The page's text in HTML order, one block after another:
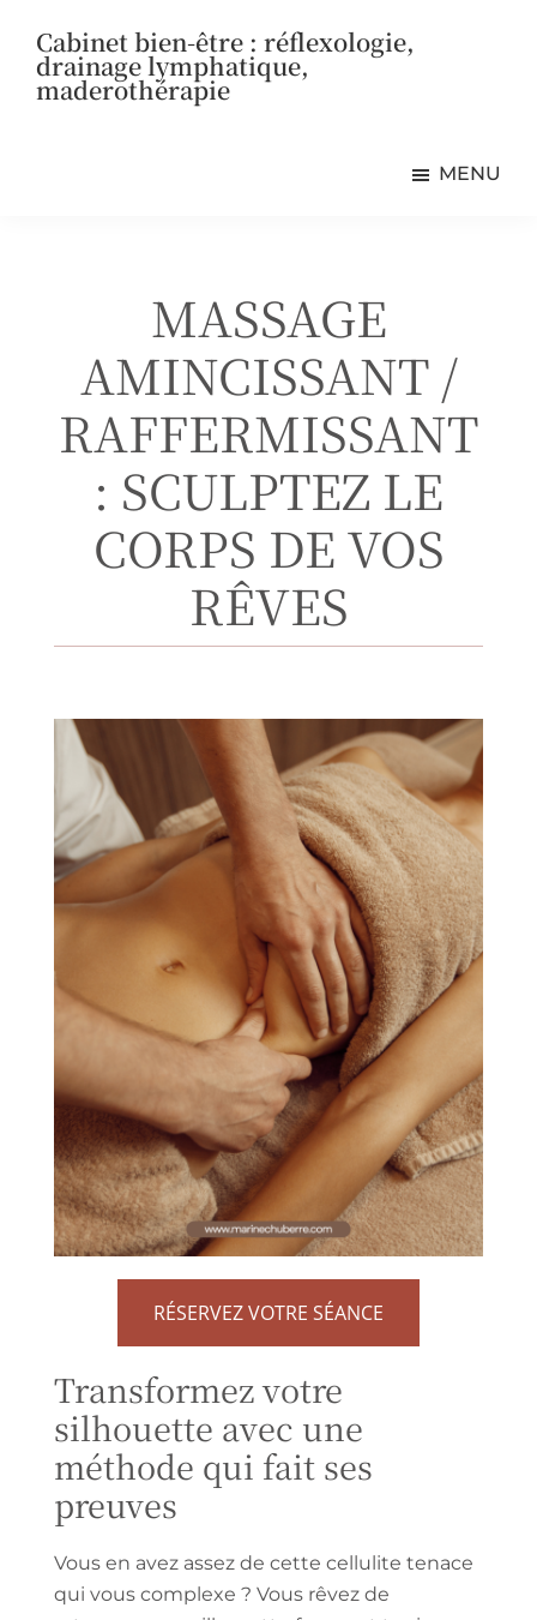
contenu
principal
pied
Cabinet bien-être : réflexologie,
drainage lymphatique,
maderothérapie
MENU
MASSAGE
AMINCISSANT /
RAFFERMISSANT
: SCULPTEZ LE
CORPS DE VOS
RÊVES
RÉSERVEZ VOTRE SÉANCE
Transformez votre
silhouette avec une
méthode qui fait ses
preuves
Vous en avez assez de cette cellulite tenace
qui vous complexe ? Vous rêvez de